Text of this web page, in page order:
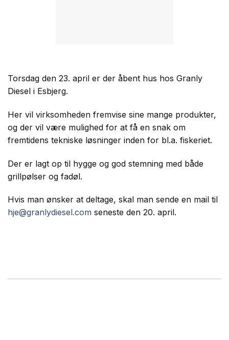
Torsdag den 23. april er der åbent hus hos Granly
Diesel i Esbjerg.
Her vil virksomheden fremvise sine mange produkter,
og der vil være mulighed for at få en snak om
fremtidens tekniske løsninger inden for bl.a. fiskeriet.
Der er lagt op til hygge og god stemning med både
grillpølser og fadøl.
Hvis man ønsker at deltage, skal man sende en mail til
hje@granlydiesel.com seneste den 20. april.